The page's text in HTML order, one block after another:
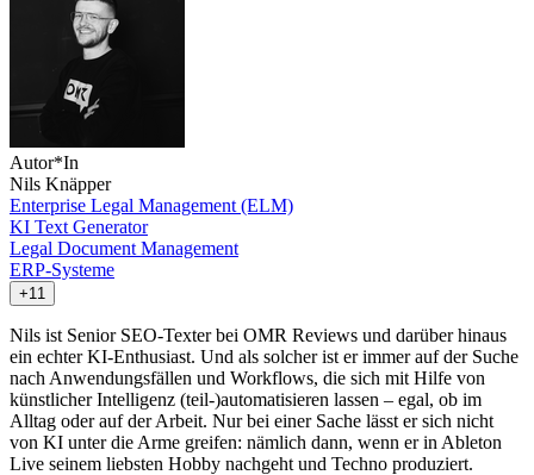
Autor*In
Nils Knäpper
Enterprise Legal Management (ELM)
KI Text Generator
Legal Document Management
ERP-Systeme
+11
Nils ist Senior SEO-Texter bei OMR Reviews und darüber hinaus
ein echter KI-Enthusiast. Und als solcher ist er immer auf der Suche
nach Anwendungsfällen und Workflows, die sich mit Hilfe von
künstlicher Intelligenz (teil-)automatisieren lassen – egal, ob im
Alltag oder auf der Arbeit. Nur bei einer Sache lässt er sich nicht
von KI unter die Arme greifen: nämlich dann, wenn er in Ableton
Live seinem liebsten Hobby nachgeht und Techno produziert.